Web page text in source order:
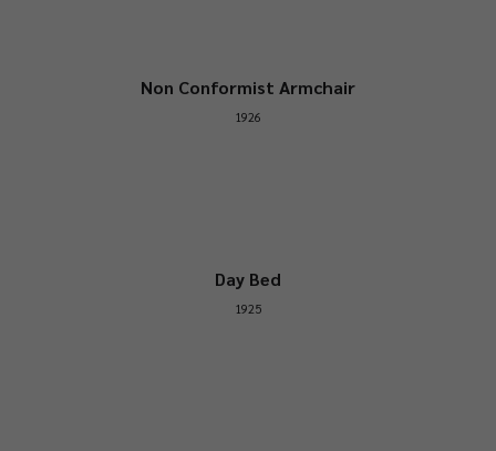
Non Conformist Armchair
1926
Day Bed
1925